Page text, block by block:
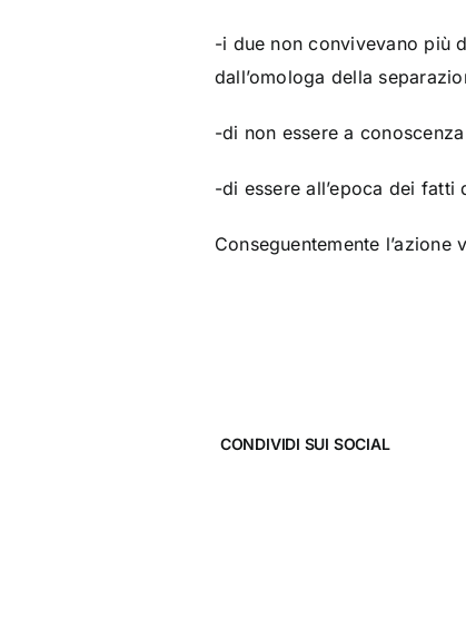
-i due non convivevano più
dall’omologa della
-di non essere a
-di essere all’epoca dei
Conseguentemente l’azione
CONDIVIDI SUI SOCIAL